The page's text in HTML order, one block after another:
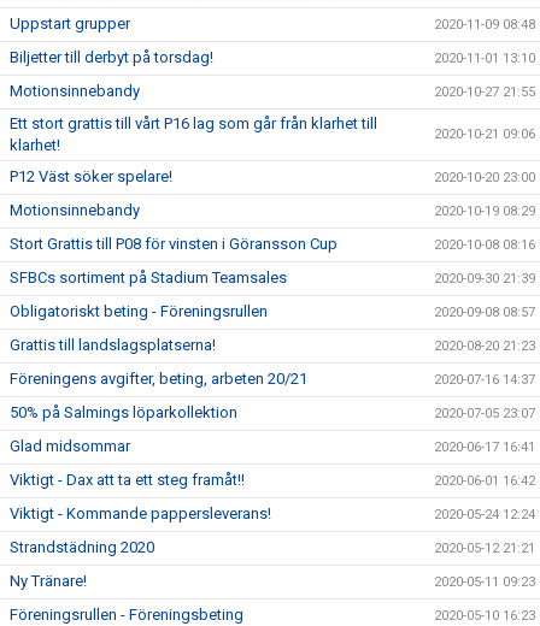
Uppstart grupper 2020-11-09 08:48
Biljetter till derbyt på torsdag! 2020-11-01 13:10
Motionsinnebandy 2020-10-27 21:55
Ett stort grattis till vårt P16 lag som går från klarhet till
klarhet!
2020-10-21 09:06
P12 Väst söker spelare! 2020-10-20 23:00
Motionsinnebandy 2020-10-19 08:29
Stort Grattis till P08 för vinsten i Göransson Cup 2020-10-08 08:16
SFBCs sortiment på Stadium Teamsales 2020-09-30 21:39
Obligatoriskt beting - Föreningsrullen 2020-09-08 08:57
Grattis till landslagsplatserna! 2020-08-20 21:23
Föreningens avgifter, beting, arbeten 20/21 2020-07-16 14:37
50% på Salmings löparkollektion 2020-07-05 23:07
Glad midsommar 2020-06-17 16:41
Viktigt - Dax att ta ett steg framåt!! 2020-06-01 16:42
Viktigt - Kommande pappersleverans! 2020-05-24 12:24
Strandstädning 2020 2020-05-12 21:21
Ny Tränare! 2020-05-11 09:23
Föreningsrullen - Föreningsbeting 2020-05-10 16:23